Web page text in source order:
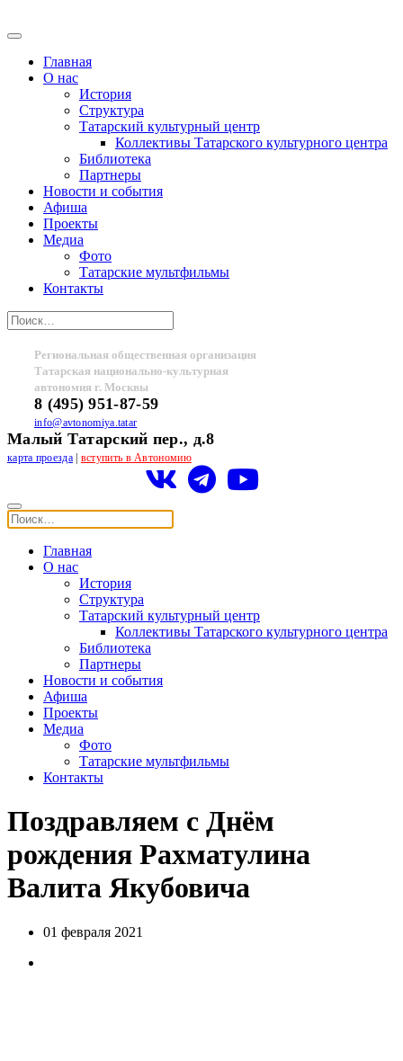
Главная
О нас
История
Структура
Татарский культурный центр
Коллективы Татарского культурного центра
Библиотека
Партнеры
Новости и события
Афиша
Проекты
Медиа
Фото
Татарские мультфильмы
Контакты
Региональная общественная организация
Татарская национально-культурная
автономия г. Москвы
8 (495) 951-87-59
info@avtonomiya.tatar
Малый Татарский пер., д.8
карта проезда| вступить в Автономию
Главная
О нас
История
Структура
Татарский культурный центр
Коллективы Татарского культурного центра
Библиотека
Партнеры
Новости и события
Афиша
Проекты
Медиа
Фото
Татарские мультфильмы
Контакты
Поздравляем с Днём
рождения Рахматулина
Валита Якубовича
01 февраля 2021